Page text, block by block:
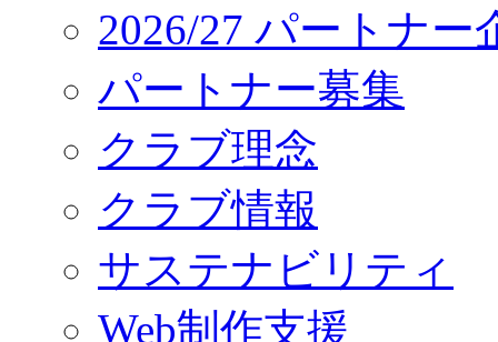
2026/27 パートナー
パートナー募集
クラブ理念
クラブ情報
サステナビリティ
Web制作支援